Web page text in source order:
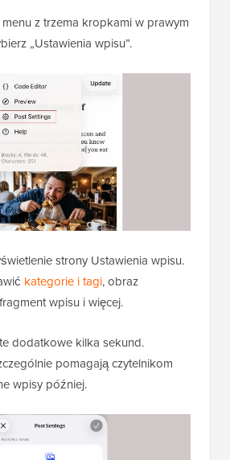
z trzema kropkami w prawym
„Ustawienia wpisu”.
strony Ustawienia wpisu.
kategorie i tagi, obraz
wpisu i więcej.
dodatkowe kilka sekund.
pomagają czytelnikom
wpisy później.